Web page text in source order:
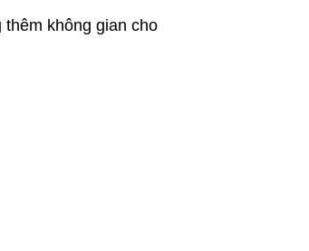
không gian cho